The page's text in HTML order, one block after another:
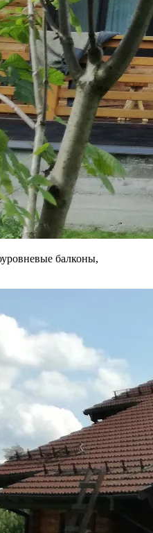
балконы,